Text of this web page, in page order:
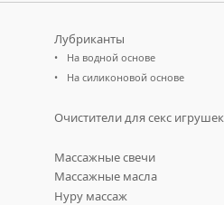
Лубриканты
На водной основе
На силиконовой основе
Очистители для секс игрушек
Массажные свечи
Массажные масла
Нуру массаж